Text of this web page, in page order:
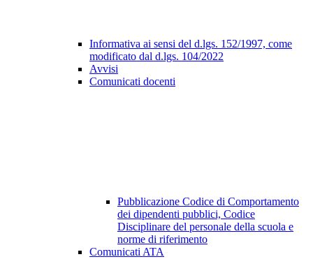
Informativa ai sensi del d.lgs. 152/1997, come
modificato dal d.lgs. 104/2022
Avvisi
Comunicati docenti
Pubblicazione Codice di Comportamento
dei dipendenti pubblici, Codice
Disciplinare del personale della scuola e
norme di riferimento
Comunicati ATA